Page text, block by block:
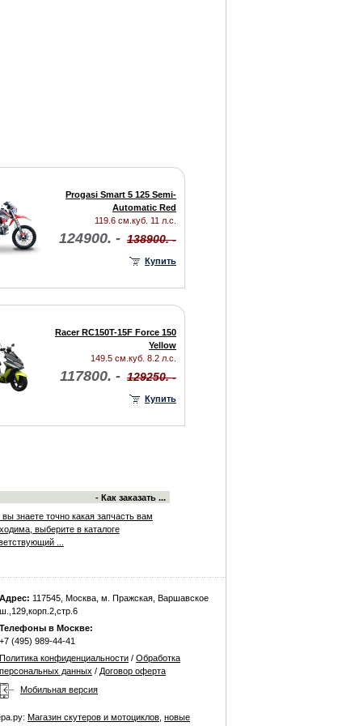
Progasi Smart 5 125 Semi-
Automatic Red
119.6 см.куб. 11 л.с.
124900. - 138900. -
Купить
Racer RC150T-15F Force 150
Yellow
149.5 см.куб. 8.2 л.с.
117800. - 129250. -
Купить
- Как заказать ...
знаете точно какая запчасть вам
выберите в каталоге
...
Адрес: 117545, Москва, м. Пражская, Варшавское
ш.,129,корп.2,стр.6
Телефоны в Москве:
+7 (495) 989-44-41
Политика конфиденциальности / Обработка
персональных данных / Договор оферта
Мобильная версия
Магазин скутеров и мотоциклов новые